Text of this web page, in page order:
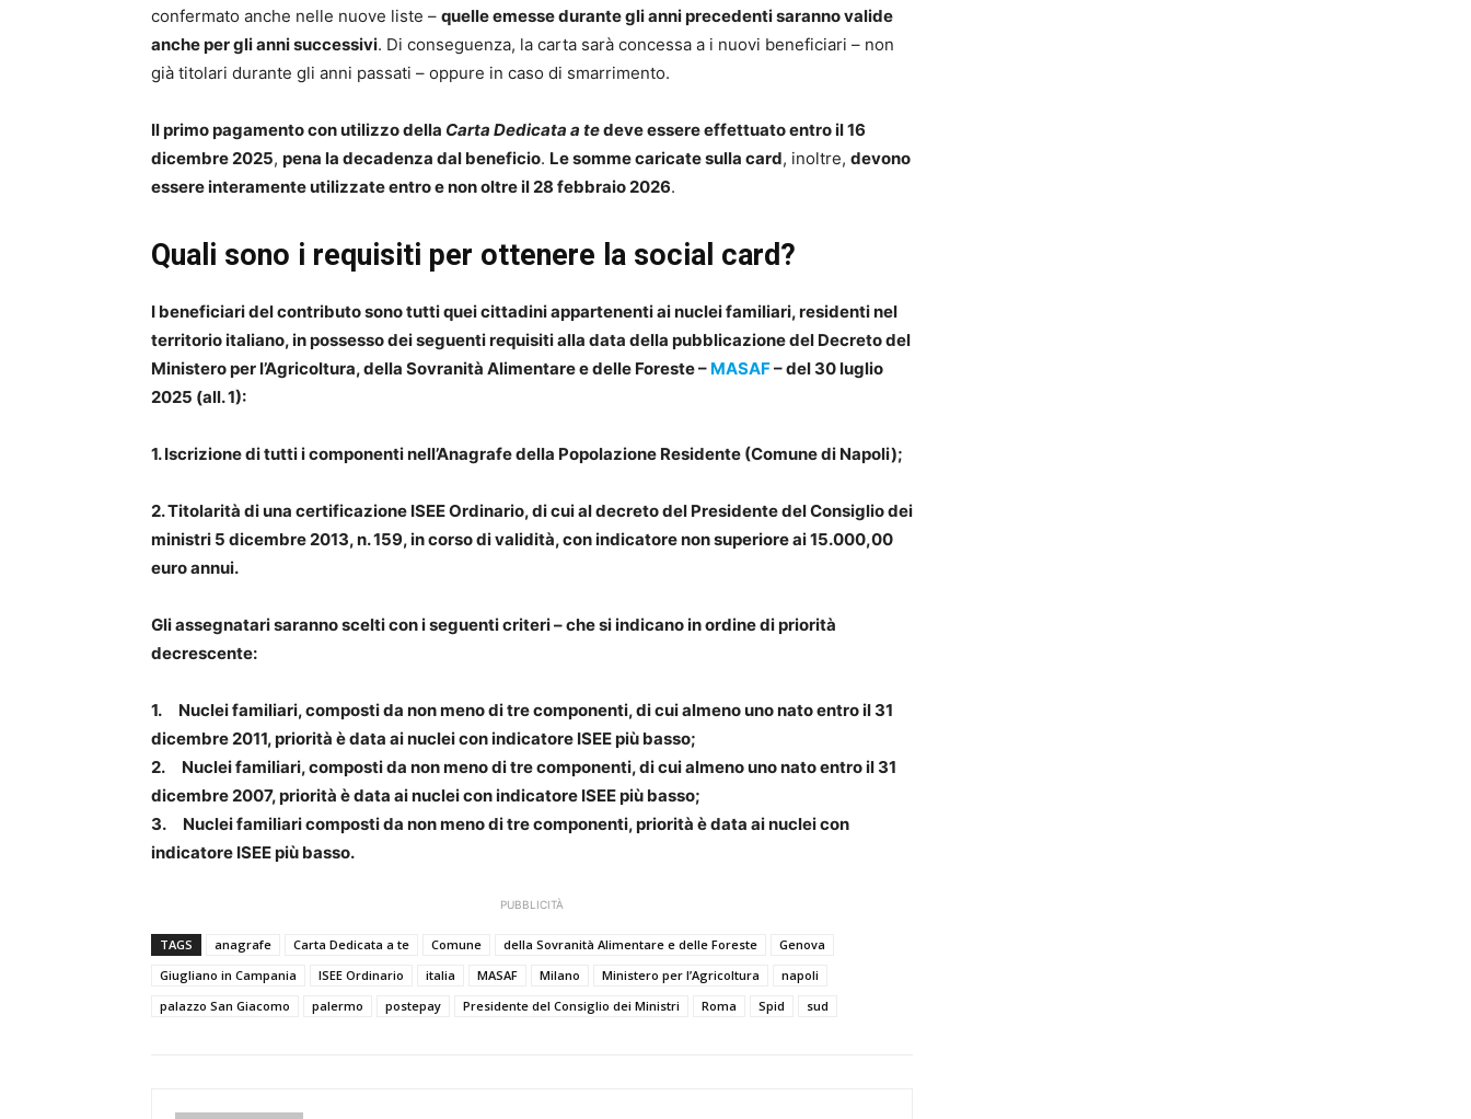
confermato anche nelle nuove liste – quelle emesse durante gli anni precedenti saranno valide
anche per gli anni successivi. Di conseguenza, la carta sarà concessa a i nuovi beneficiari – non
già titolari durante gli anni passati – oppure in caso di smarrimento.
Il primo pagamento con utilizzo della Carta Dedicata a tedeve essere effettuato entro il 16
dicembre 2025, pena la decadenza dal beneficio. Le somme caricate sulla card, inoltre, devono
essere interamente utilizzate entro e non oltre il 28 febbraio 2026.
Quali sono i requisiti per ottenere la social card?
I beneficiari del contributo sono tutti quei cittadini appartenenti ai nuclei familiari, residenti nel
territorio italiano, in possesso dei seguenti requisiti alla data della pubblicazione del Decreto del
Ministero per l’Agricoltura, della Sovranità Alimentare e delle Foreste – MASAF– del 30 luglio
2025 (all. 1):
1. Iscrizione di tutti i componenti nell’Anagrafe della Popolazione Residente (Comune di Napoli);
2. Titolarità di una certificazione ISEE Ordinario, di cui al decreto del Presidente del Consiglio dei
ministri 5 dicembre 2013, n. 159, in corso di validità, con indicatore non superiore ai 15.000,00
euro annui.
Gli assegnatari saranno scelti con i seguenti criteri – che si indicano in ordine di priorità
decrescente:
1. Nuclei familiari, composti da non meno di tre componenti, di cui almeno uno nato entro il 31
dicembre 2011, priorità è data ai nuclei con indicatore ISEE più basso;
2. Nuclei familiari, composti da non meno di tre componenti, di cui almeno uno nato entro il 31
dicembre 2007, priorità è data ai nuclei con indicatore ISEE più basso;
3. Nuclei familiari composti da non meno di tre componenti, priorità è data ai nuclei con
indicatore ISEE più basso.
PUBBLICITÀ
TAGS anagrafe Carta Dedicata a te Comune della Sovranità Alimentare e delle Foreste
Genova
Giugliano in Campania
ISEE Ordinario italia MASAF Milano Ministero per l’Agricoltura
napoli
palazzo San Giacomo
palermo postepay Presidente del Consiglio dei Ministri Roma Spid sud